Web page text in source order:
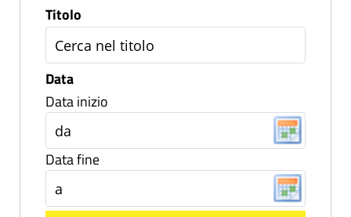
Titolo
Data
Data inizio
Data fine